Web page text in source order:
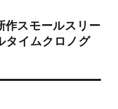
作スモールスリー
タイムクロノグ